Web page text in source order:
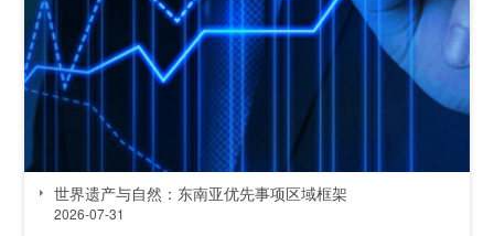
世界遗产与自然：东南亚优先事项区域框架
2026-07-31